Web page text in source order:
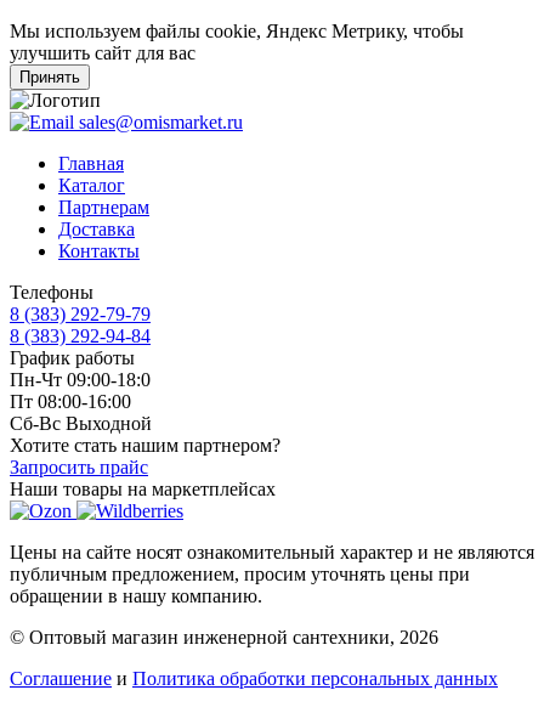
Мы используем файлы cookie, Яндекс Метрику, чтобы
улучшить сайт для вас
Принять
sales@omismarket.ru
Главная
Каталог
Партнерам
Доставка
Контакты
Телефоны
8 (383) 292-79-79
8 (383) 292-94-84
График работы
Пн-Чт 09:00-18:0
Пт 08:00-16:00
Сб-Вс Выходной
Хотите стать нашим партнером?
Запросить прайс
Наши товары на маркетплейсах
Цены на сайте носят ознакомительный характер и не являются
публичным предложением, просим уточнять цены при
обращении в нашу компанию.
© Оптовый магазин инженерной сантехники, 2026
Соглашение и Политика обработки персональных данных